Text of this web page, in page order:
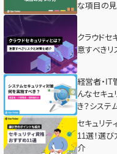
な項目の
クラウドセ
意すべき
経営者・IT
んなセキュ
き？システ
策を徹底解
セキュリテ
11選！選
介